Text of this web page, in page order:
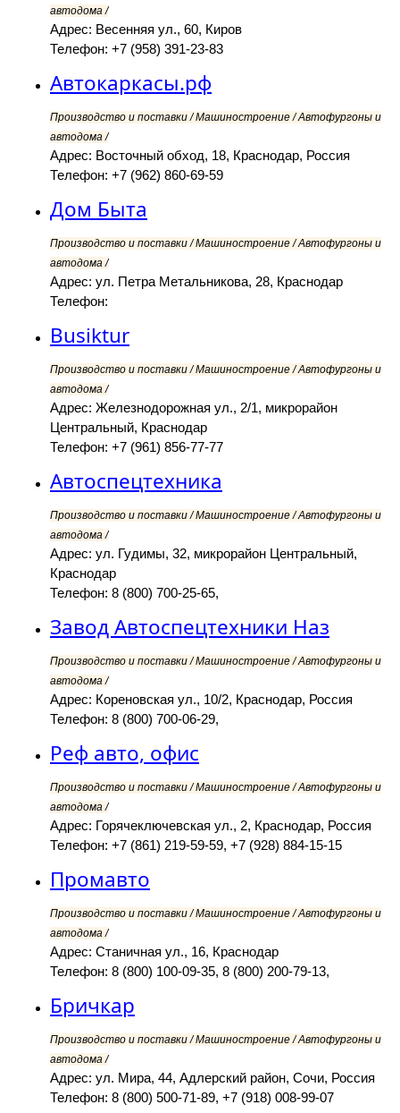
автодома /
Адрес: Весенняя ул., 60, Киров
Телефон: +7 (958) 391-23-83
Автокаркасы.рф
Производство и поставки / Машиностроение / Автофургоны и
автодома /
Адрес: Восточный обход, 18, Краснодар, Россия
Телефон: +7 (962) 860-69-59
Дом Быта
Производство и поставки / Машиностроение / Автофургоны и
автодома /
Адрес: ул. Петра Метальникова, 28, Краснодар
Телефон:
Busiktur
Производство и поставки / Машиностроение / Автофургоны и
автодома /
Адрес: Железнодорожная ул., 2/1, микрорайон
Центральный, Краснодар
Телефон: +7 (961) 856-77-77
Автоспецтехника
Производство и поставки / Машиностроение / Автофургоны и
автодома /
Адрес: ул. Гудимы, 32, микрорайон Центральный,
Краснодар
Телефон: 8 (800) 700-25-65,
Завод Автоспецтехники Наз
Производство и поставки / Машиностроение / Автофургоны и
автодома /
Адрес: Кореновская ул., 10/2, Краснодар, Россия
Телефон: 8 (800) 700-06-29,
Реф авто, офис
Производство и поставки / Машиностроение / Автофургоны и
автодома /
Адрес: Горячеключевская ул., 2, Краснодар, Россия
Телефон: +7 (861) 219-59-59, +7 (928) 884-15-15
Промавто
Производство и поставки / Машиностроение / Автофургоны и
автодома /
Адрес: Станичная ул., 16, Краснодар
Телефон: 8 (800) 100-09-35, 8 (800) 200-79-13,
Бричкар
Производство и поставки / Машиностроение / Автофургоны и
автодома /
Адрес: ул. Мира, 44, Адлерский район, Сочи, Россия
Телефон: 8 (800) 500-71-89, +7 (918) 008-99-07